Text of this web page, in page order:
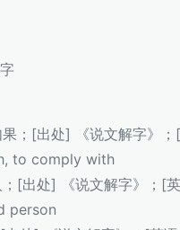
；[出处] 《说文解字》；
to comply with
[出处] 《说文解字》；[
person